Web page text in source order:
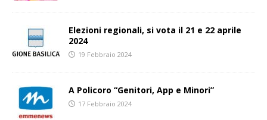
Elezioni regionali, si vota il 21 e 22 aprile
2024
19 Febbraio 2024
A Policoro “Genitori, App e Minori”
17 Febbraio 2024